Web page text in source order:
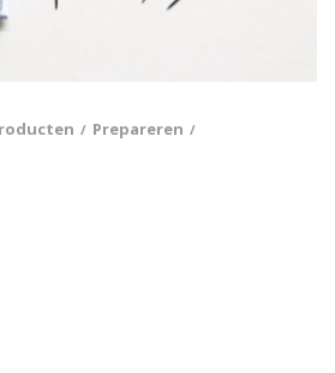
/ Prepareren /